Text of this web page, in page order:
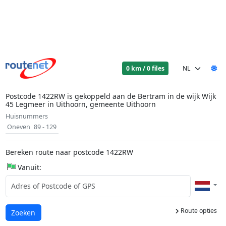
0 km / 0 files
Postcode 1422RW is gekoppeld aan de Bertram in de wijk Wijk
45 Legmeer in Uithoorn, gemeente Uithoorn
Huisnummers
Oneven 89 - 129
Bereken route naar postcode 1422RW
Vanuit:
Route opties
Laden...
Zoeken